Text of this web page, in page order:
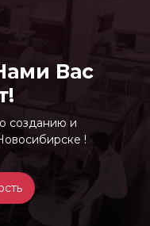
Вас
созданию и
!